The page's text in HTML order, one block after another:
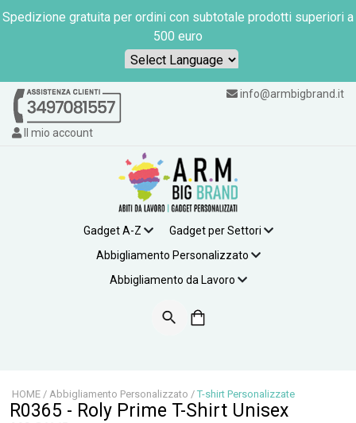
Spedizione gratuita per ordini con subtotale prodotti superiori a
500 euro
Powered by
info@armbigbrand.it
Il mio account
Gadget A-Z
Gadget per Settori
Abbigliamento Personalizzato
Abbigliamento da Lavoro
HOME / Abbigliamento Personalizzato / T-shirt Personalizzate
R0365 - Roly Prime T-Shirt Unisex